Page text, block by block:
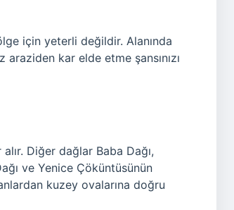
için yeterli değildir. Alanında
araziden kar elde etme şansınızı
Diğer dağlar Baba Dağı,
ve Yenice Çöküntüsünün
kuzey ovalarına doğru